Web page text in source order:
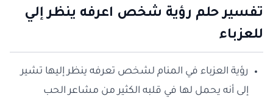
تفسير حلم رؤية شخص اعرفه ينظر إلي
للعزباء
رؤية العزباء في المنام لشخص تعرفه ينظر إليها تشير
إلى أنه يحمل لها في قلبه الكثير من مشاعر الحب